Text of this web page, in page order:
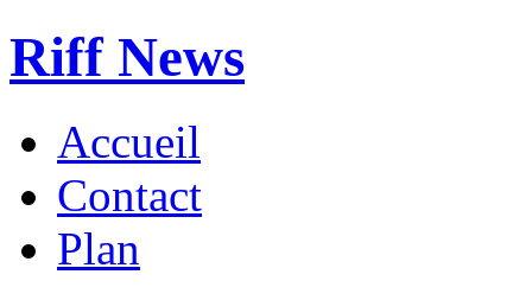
Riff News
Accueil
Contact
Plan